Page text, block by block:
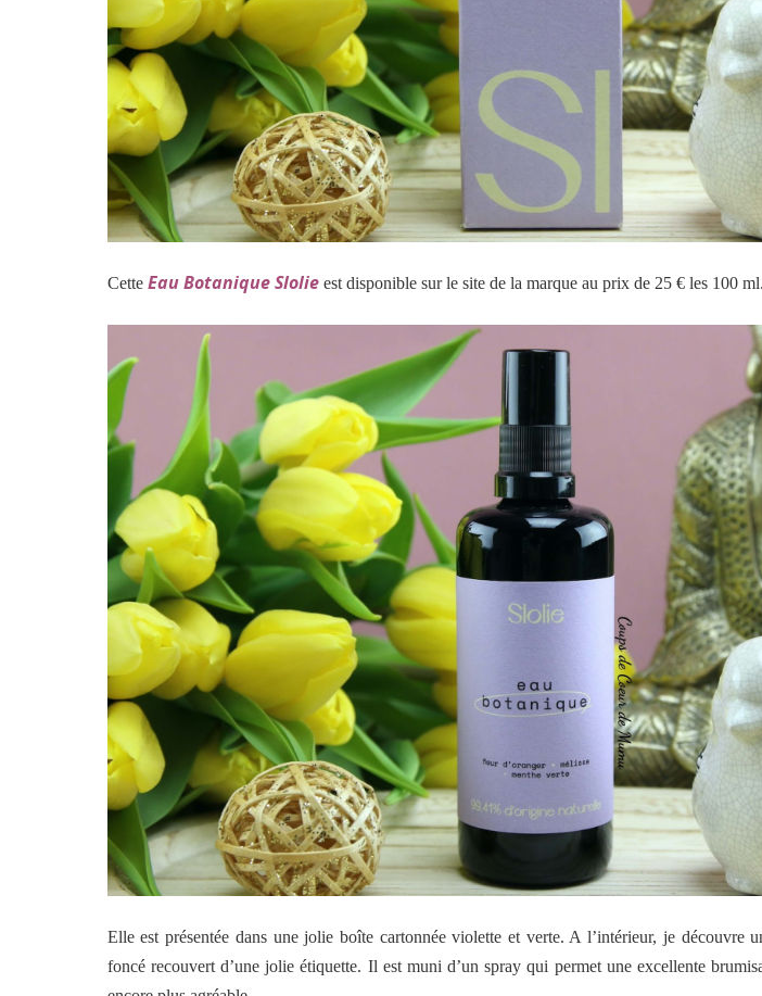
Cette Eau Botanique Slolie est disponible sur le site de la marque au prix de 25 € les 100 ml.
Elle est présentée dans une jolie boîte cartonnée violette et verte. A l’intérieur, je découvre
foncé recouvert d’une jolie étiquette. Il est muni d’un spray qui permet une excellente